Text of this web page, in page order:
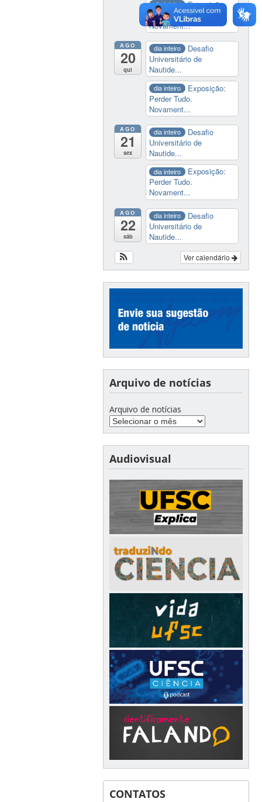
dia inteiro
Exposição:
Perder Tudo.
Novament...
AGO
20
qui
dia inteiro
Desafio
Universitário de
Nautide...
dia inteiro
Exposição:
Perder Tudo.
Novament...
AGO
21
sex
dia inteiro
Desafio
Universitário de
Nautide...
dia inteiro
Exposição:
Perder Tudo.
Novament...
AGO
22
sáb
dia inteiro
Desafio
Universitário de
Nautide...
Ver calendário
Arquivo de notícias
Arquivo de notícias
Audiovisual
CONTATOS